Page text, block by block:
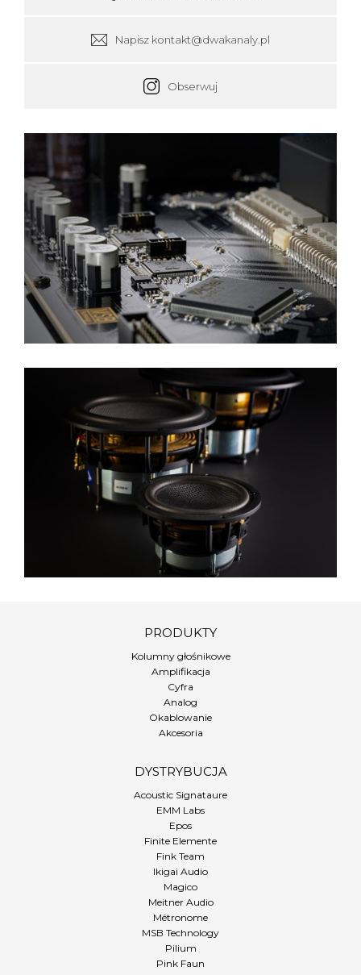
Napisz kontakt@dwakanaly.pl
Obserwuj
PRODUKTY
Kolumny głośnikowe
Amplifikacja
Cyfra
Analog
Okablowanie
Akcesoria
DYSTRYBUCJA
Acoustic Signataure
EMM Labs
Epos
Finite Elemente
Fink Team
Ikigai Audio
Magico
Meitner Audio
Métronome
MSB Technology
Pilium
Pink Faun